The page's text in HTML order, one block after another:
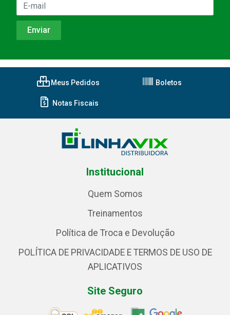
Meus Pedidos Boletos
Notas Fiscais
Institucional
Quem Somos
Treinamentos
Política de Troca e Devolução
POLÍTICA DE PRIVACIDADE E TERMOS DE USO DE
APLICATIVOS
Site Seguro